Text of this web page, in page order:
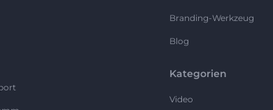
Branding-Werkzeug
Blog
Kategorien
Video